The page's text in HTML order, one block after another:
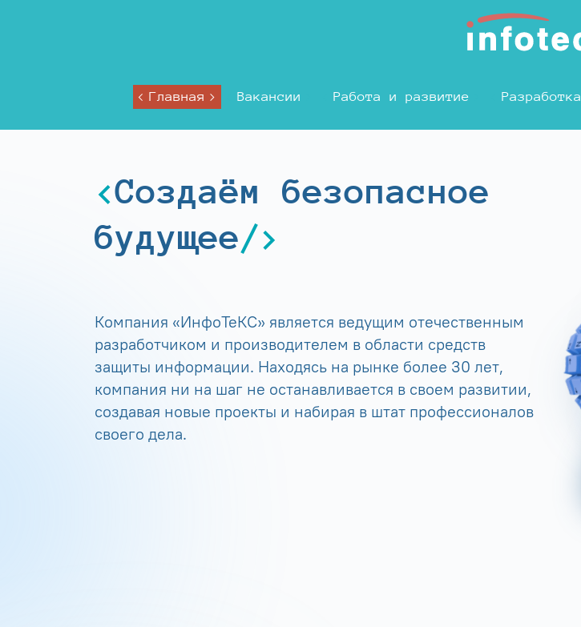
Главная Вакансии Работа и развитие Разработка
Создаём безопасное
будущее
Компания «ИнфоТеКС» является ведущим отечественным
разработчиком и производителем в области средств
защиты информации. Находясь на рынке более 30 лет,
компания ни на шаг не останавливается в своем развитии,
создавая новые проекты и набирая в штат профессионалов
своего дела.